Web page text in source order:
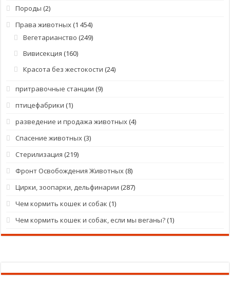
Породы (2)
Права животных(1 454)
Вегетарианство (249)
Вивисекция (160)
Красота без жестокости (24)
притравочные станции (9)
птицефабрики (1)
разведение и продажа животных(4)
Спасение животных(3)
Стерилизация (219)
Фронт Освобождения Животных(8)
Цирки, зоопарки, дельфинарии (287)
Чем кормить кошек и собак (1)
Чем кормить кошек и собак, если мы веганы?(1)